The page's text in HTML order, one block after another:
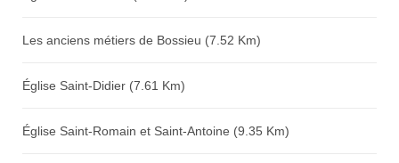
Les anciens métiers de Bossieu (7.52 Km)
Église Saint-Didier (7.61 Km)
Église Saint-Romain et Saint-Antoine (9.35 Km)